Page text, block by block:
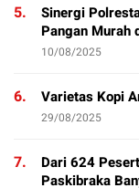
5.
Sinergi
Pangan Murah
10/08/2025
6. Varietas Kopi
29/08/2025
7.
Dari 624
Paskibraka